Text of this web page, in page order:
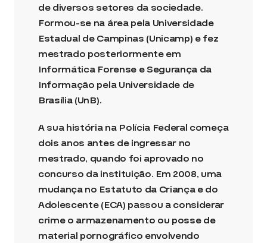
de diversos setores da sociedade.
Formou-se na área pela Universidade
Estadual de Campinas (Unicamp) e fez
mestrado posteriormente em
Informática Forense e Segurança da
Informação pela Universidade de
Brasília (UnB).
A sua história na Polícia Federal começa
dois anos antes de ingressar no
mestrado, quando foi aprovado no
concurso da instituição. Em 2008, uma
mudança no Estatuto da Criança e do
Adolescente (ECA) passou a considerar
crime o armazenamento ou posse de
material pornográfico envolvendo